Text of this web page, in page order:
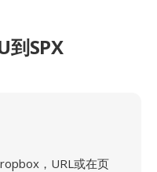
到SPX
，URL或在页